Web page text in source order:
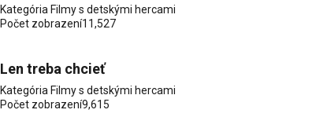
Kategória Filmy s detskými hercami
Počet zobrazení11,527
Len treba chcieť
Kategória Filmy s detskými hercami
Počet zobrazení9,615